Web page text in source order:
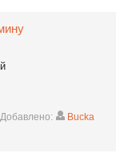
Добавлено: Bucka